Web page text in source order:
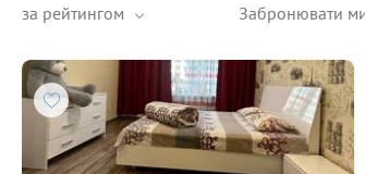
за рейтингом Забронювати